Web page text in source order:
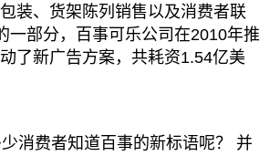
装、货架陈列销售以及消费者联
一部分，百事可乐公司在2010年推
了新广告方案，共耗资1.54亿美
消费者知道百事的新标语呢？ 并